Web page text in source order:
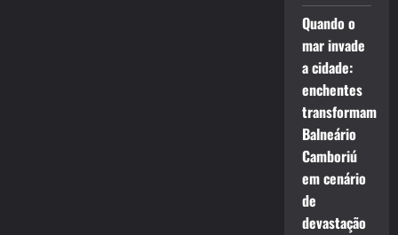
Quando o
mar invade
a cidade:
enchentes
transformam
Balneário
Camboriú
em cenário
de
devastação